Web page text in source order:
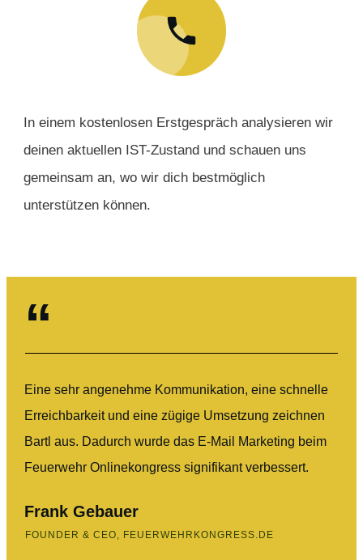
In einem kostenlosen Erstgespräch analysieren wir
deinen aktuellen IST-Zustand und schauen uns
gemeinsam an, wo wir dich bestmöglich
unterstützen können.
“
Eine sehr angenehme Kommunikation, eine schnelle
Erreichbarkeit und eine zügige Umsetzung zeichnen
Bartl aus. Dadurch wurde das E-Mail Marketing beim
Feuerwehr Onlinekongress signifikant verbessert.
Frank Gebauer
FOUNDER & CEO, FEUERWEHRKONGRESS.DE